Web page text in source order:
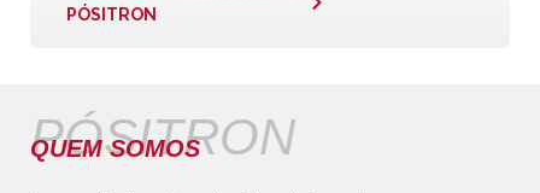
PÓSITRON
PÓSITRON
QUEM SOMOS